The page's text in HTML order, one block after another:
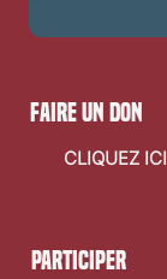
Participer
faire un don
CLIQUEZ ICI